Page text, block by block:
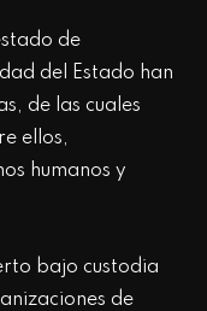
de
del Estado han
de las cuales
ellos,
humanos y
bajo custodia
de